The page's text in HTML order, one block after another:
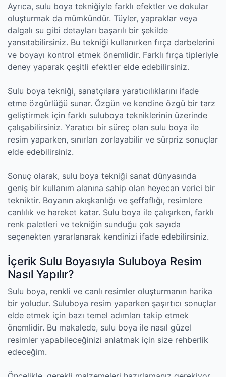
Ayrıca, sulu boya tekniğiyle farklı efektler ve dokular
oluşturmak da mümkündür. Tüyler, yapraklar veya
dalgalı su gibi detayları başarılı bir şekilde
yansıtabilirsiniz. Bu tekniği kullanırken fırça darbelerini
ve boyayı kontrol etmek önemlidir. Farklı fırça tipleriyle
deney yaparak çeşitli efektler elde edebilirsiniz.
Sulu boya tekniği, sanatçılara yaratıcılıklarını ifade
etme özgürlüğü sunar. Özgün ve kendine özgü bir tarz
geliştirmek için farklı suluboya tekniklerinin üzerinde
çalışabilirsiniz. Yaratıcı bir süreç olan sulu boya ile
resim yaparken, sınırları zorlayabilir ve sürpriz sonuçlar
elde edebilirsiniz.
Sonuç olarak, sulu boya tekniği sanat dünyasında
geniş bir kullanım alanına sahip olan heyecan verici bir
tekniktir. Boyanın akışkanlığı ve şeffaflığı, resimlere
canlılık ve hareket katar. Sulu boya ile çalışırken, farklı
renk paletleri ve tekniğin sunduğu çok sayıda
seçenekten yararlanarak kendinizi ifade edebilirsiniz.
İçerik Sulu Boyasıyla Suluboya Resim
Nasıl Yapılır?
Sulu boya, renkli ve canlı resimler oluşturmanın harika
bir yoludur. Suluboya resim yaparken şaşırtıcı sonuçlar
elde etmek için bazı temel adımları takip etmek
önemlidir. Bu makalede, sulu boya ile nasıl güzel
resimler yapabileceğinizi anlatmak için size rehberlik
edeceğim.